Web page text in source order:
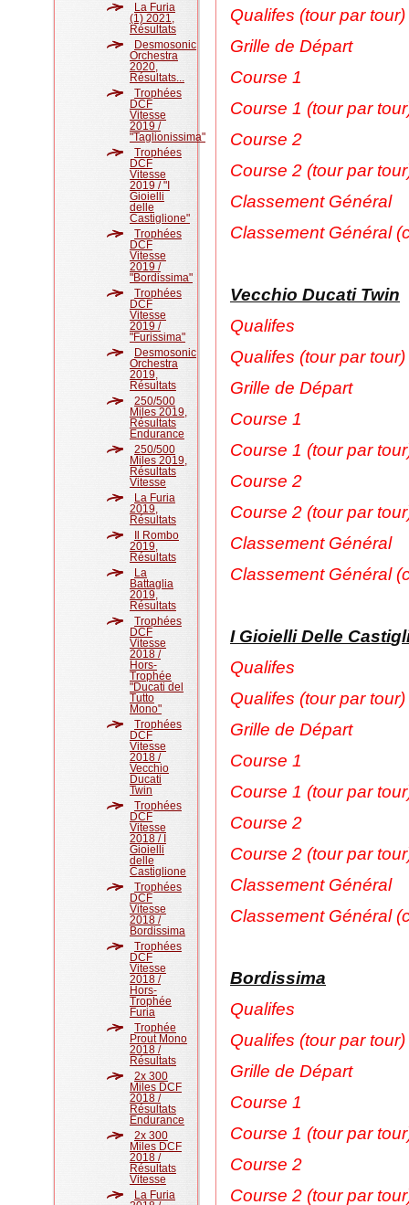
La Furia
(1) 2021,
Résultats
Desmosonic
Orchestra
2020,
Résultats...
Trophées
DCF
Vitesse
2019 /
"Taglionissima"
Trophées
DCF
Vitesse
2019 / "I
Gioielli
delle
Castiglione"
Trophées
DCF
Vitesse
2019 /
"Bordissima"
Trophées
DCF
Vitesse
2019 /
"Furissima"
Desmosonic
Orchestra
2019,
Résultats
250/500
Miles 2019,
Résultats
Endurance
250/500
Miles 2019,
Résultats
Vitesse
La Furia
2019,
Résultats
Il Rombo
2019,
Résultats
La
Battaglia
2019,
Résultats
Trophées
DCF
Vitesse
2018 /
Hors-
Trophée
"Ducati del
Tutto
Mono"
Trophées
DCF
Vitesse
2018 /
Vecchio
Ducati
Twin
Trophées
DCF
Vitesse
2018 / I
Gioielli
delle
Castiglione
Trophées
DCF
Vitesse
2018 /
Bordissima
Trophées
DCF
Vitesse
2018 /
Hors-
Trophée
Furia
Trophée
Prout Mono
2018 /
Résultats
2x 300
Miles DCF
2018 /
Résultats
Endurance
2x 300
Miles DCF
2018 /
Résultats
Vitesse
La Furia
Qualifes (tour par tour)
Grille de Départ
Course 1
Course 1 (tour par
Course 2
Course 2 (tour par
Classement Général
Classement Général
Vecchio Ducati Twin
Qualifes
Qualifes (tour par tour)
Grille de Départ
Course 1
Course 1 (tour par
Course 2
Course 2 (tour par
Classement Général
Classement Général
I Gioielli Delle Castig
Qualifes
Qualifes (tour par tour)
Grille de Départ
Course 1
Course 1 (tour par
Course 2
Course 2 (tour par
Classement Général
Classement Général
Bordissima
Qualifes
Qualifes (tour par tour)
Grille de Départ
Course 1
Course 1 (tour par
Course 2
Course 2 (tour par